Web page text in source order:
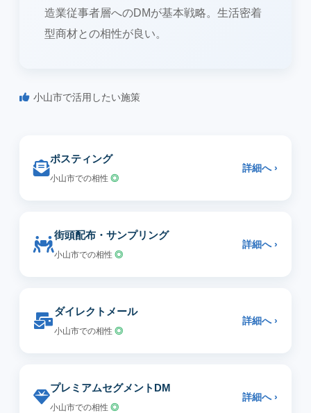
造業従事者層へのDMが基本戦略。生活密着
型商材との相性が良い。
小山市で活用したい施策
ポスティング
小山市での相性 ◎
詳細へ ›
街頭配布・サンプリング
小山市での相性 ◎
詳細へ ›
ダイレクトメール
小山市での相性 ◎
詳細へ ›
プレミアムセグメントDM
小山市での相性 ◎
詳細へ ›